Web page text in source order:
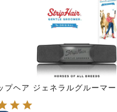
プヘア ジェネラルグルーマー